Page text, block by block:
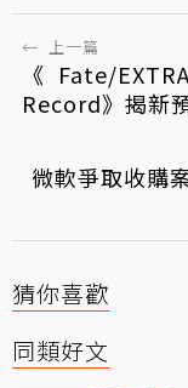
← 上一篇
《Fate/
Record》揭新
微軟爭取收購
猜你喜歡
同類好文